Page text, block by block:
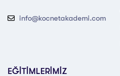
info@kocnetakademi.com
EĞİTİMLERİMİZ